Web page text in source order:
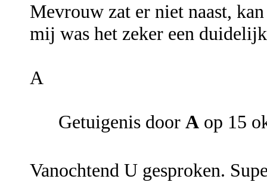
Mevrouw zat er niet naast,
mij was het zeker een
A
Getuigenis door A op 15
Vanochtend U gesproken.